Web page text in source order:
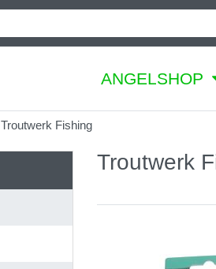
ANGELSHOP
Troutwerk Fishing
Troutwerk